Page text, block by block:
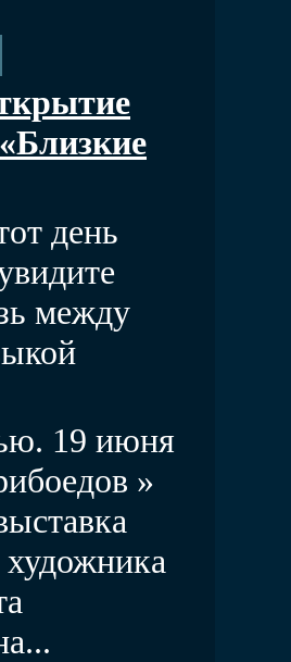
день
между
19 июня
»
художника